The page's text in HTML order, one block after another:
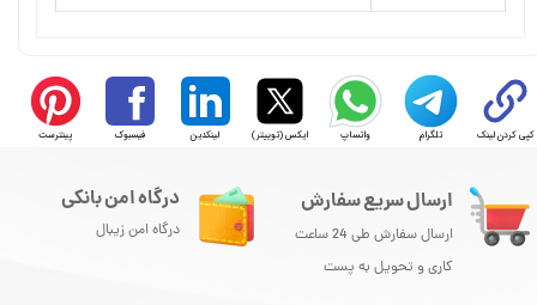
کپی کردن لینک تلگرام واتساپ ایکس (توییتر) لینکدین فیسبوک پینترست
ارسال سریع سفارش
ارسال سفارش طی 24 ساعت
کاری و تحویل به پست
درگاه امن بانکی
درگاه امن زیبال